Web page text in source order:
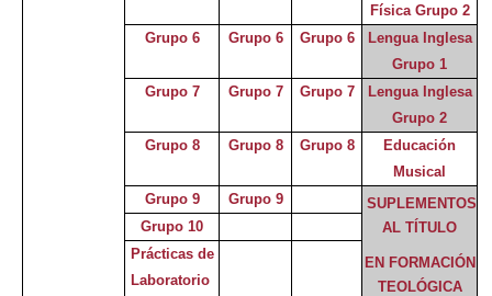
Física Grupo 2
Grupo 6
Grupo 6 Grupo 6
Lengua Inglesa
Grupo 1
Grupo 7
Grupo 7 Grupo 7
Lengua Inglesa
Grupo 2
Grupo 8
Grupo 8 Grupo 8
Educación
Musical
Grupo 9
Grupo 9
SUPLEMENTOS
AL TÍTULO
EN FORMACIÓN
TEOLÓGICA
Grupo 10
Prácticas de
Laboratorio